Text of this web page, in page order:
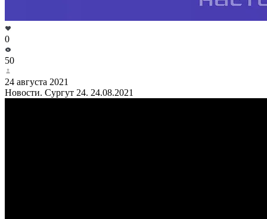
0
50
24 августа 2021
Новости. Сургут 24. 24.08.2021